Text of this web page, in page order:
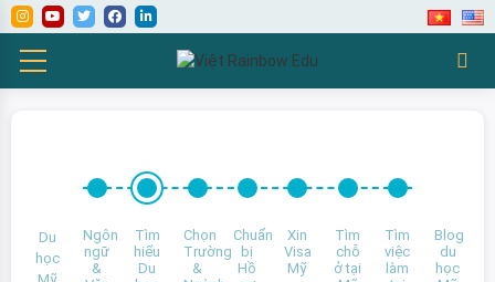
Du
học
Ngôn
ngữ
&
Tìm
hiểu
Du
Chọn
Trường
&
Chuẩn
bị
Hồ
Xin
Visa
Mỹ
Tìm
chỗ
ở tại
Tìm
việc
làm
Blog
du
học